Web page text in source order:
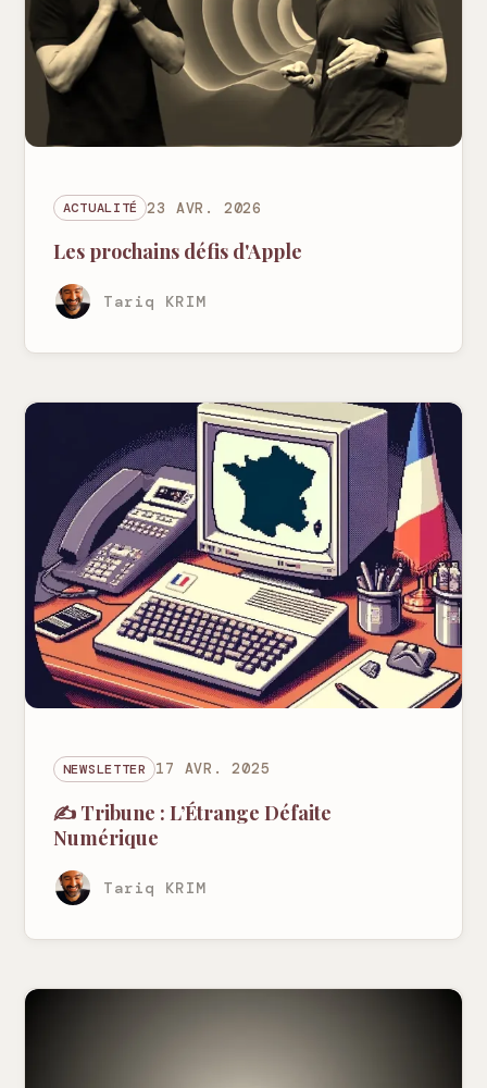
ACTUALITÉ 23 AVR. 2026
Les prochains défis d'Apple
Tariq KRIM
NEWSLETTER 17 AVR. 2025
✍️ Tribune : L’Étrange Défaite
Numérique
Tariq KRIM